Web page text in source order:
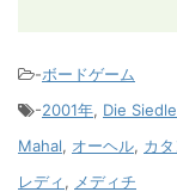
-ボードゲーム
-2001年, Die
Mahal, オーヘル, カ
レディ, メディチ